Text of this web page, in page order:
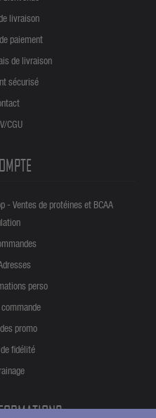
livraison
paiement
de livraison
sécurisé
CGU
- Ventes de protéines et BCAA
perso
promo
fidélité